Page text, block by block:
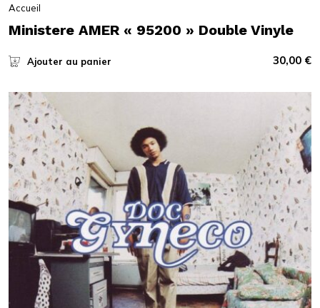
Accueil
Ministere AMER « 95200 » Double Vinyle
Ajouter au panier 30,00 €